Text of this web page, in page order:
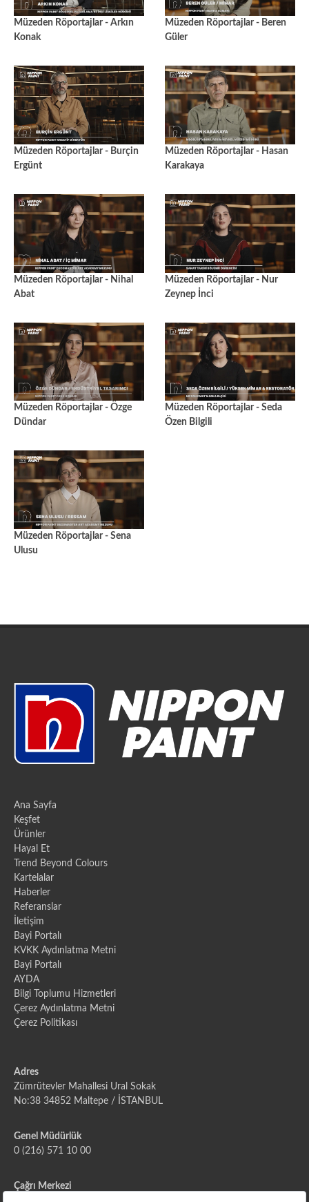
Müzeden Röportajlar - Arkın
Konak
Müzeden Röportajlar - Beren
Güler
Müzeden Röportajlar - Burçin
Ergünt
Müzeden Röportajlar - Hasan
Karakaya
Müzeden Röportajlar - Nihal
Abat
Müzeden Röportajlar - Nur
Zeynep İnci
Müzeden Röportajlar - Özge
Dündar
Müzeden Röportajlar - Seda
Özen Bilgili
Müzeden Röportajlar - Sena
Ulusu
Ana Sayfa
Keşfet
Ürünler
Hayal Et
Trend Beyond Colours
Kartelalar
Haberler
Referanslar
İletişim
Bayi Portalı
KVKK Aydınlatma Metni
Bayi Portalı
AYDA
Bilgi Toplumu Hizmetleri
Çerez Aydınlatma Metni
Çerez Politikası
Adres
Zümrütevler Mahallesi Ural Sokak
No:38 34852 Maltepe / İSTANBUL
Genel Müdürlük
0 (216) 571 10 00
Çağrı Merkezi